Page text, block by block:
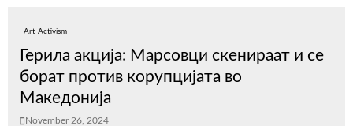
Art Activism
Герила акција: Марсовци скенираат и се
борат против корупцијата во
Македонија
November 26, 2024